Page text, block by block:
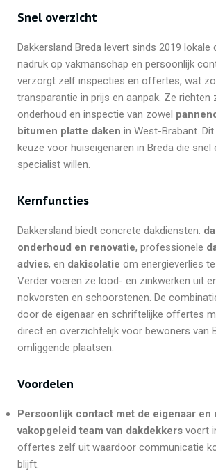
Snel overzicht
Dakkersland Breda levert sinds 2019 lokale
nadruk op vakmanschap en persoonlijk
verzorgt zelf inspecties en offertes, wat
transparantie in prijs en aanpak. Ze richten
onderhoud en inspectie van zowel
bitumen platte daken in West-Brabant.
keuze voor huiseigenaren in Breda die snel
specialist willen.
Kernfuncties
Dakkersland biedt concrete dakdiensten:
onderhoud en renovatie, professionele
advies, en dakisolatie om energieverlies
Verder voeren ze lood- en zinkwerken uit
nokvorsten en schoorstenen. De
door de eigenaar en schriftelijke offertes
direct en overzichtelijk voor bewoners van
omliggende plaatsen.
Voordelen
Persoonlijk contact met de eigenaar en
vakopgeleid team van dakdekkers voert
offertes zelf uit waardoor communicatie
blijft.